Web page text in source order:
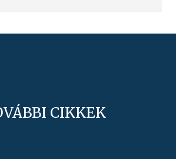
CIKKEK